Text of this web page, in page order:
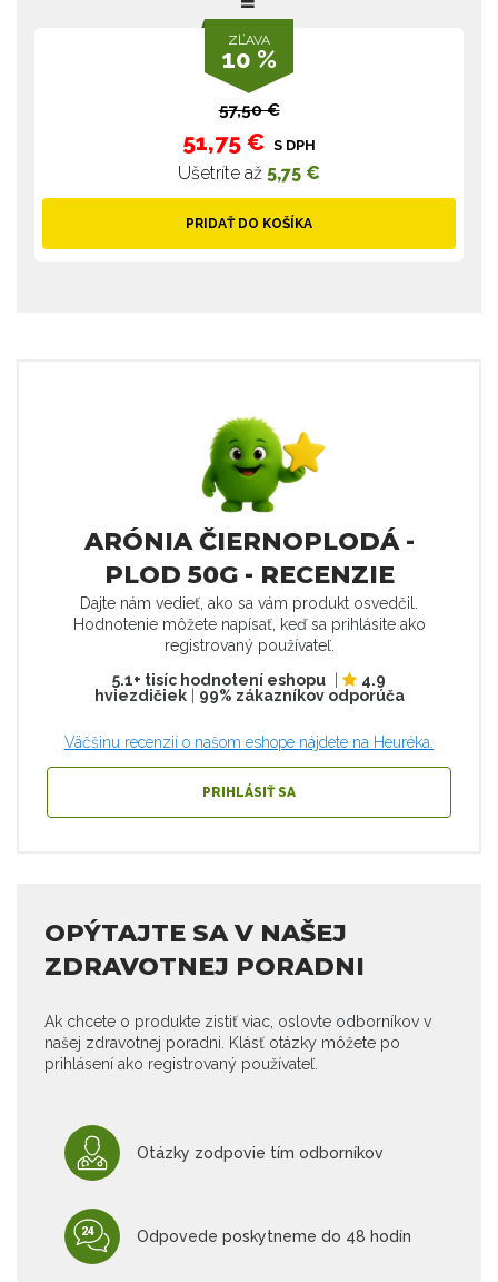
ZĽAVA
10 %
57,50 €
51,75 € S DPH
Ušetríte až 5,75 €
PRIDAŤ DO KOŠÍKA
ARÓNIA ČIERNOPLODÁ -
PLOD 50G - RECENZIE
Dajte nám vedieť, ako sa vám produkt osvedčil.
Hodnotenie môžete napísať, keď sa prihlásite ako
registrovaný používateľ.
5.1+ tisíc hodnotení eshopu
4.9
hviezdičiek| 99% zákazníkov odporúča
Väčšinu recenzií o našom eshope nájdete na Heuréka.
PRIHLÁSIŤ SA
OPÝTAJTE SA V NAŠEJ
ZDRAVOTNEJ PORADNI
Ak chcete o produkte zistiť viac, oslovte odborníkov v
našej zdravotnej poradni. Klásť otázky môžete po
prihlásení ako registrovaný používateľ.
Otázky zodpovie tím odborníkov
Odpovede poskytneme do 48 hodín